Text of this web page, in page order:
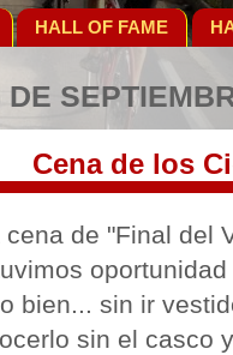
HALL OF FAME
Cena de los
de "Final del
bien... sin ir
sin el casco